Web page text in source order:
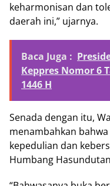
keharmonisan dan
daerah ini,” ujarnya.
Baca Juga :
Keppres Nomor 6
1446 H
Senada dengan itu,
menambahkan
kepedulian dan
Humbang